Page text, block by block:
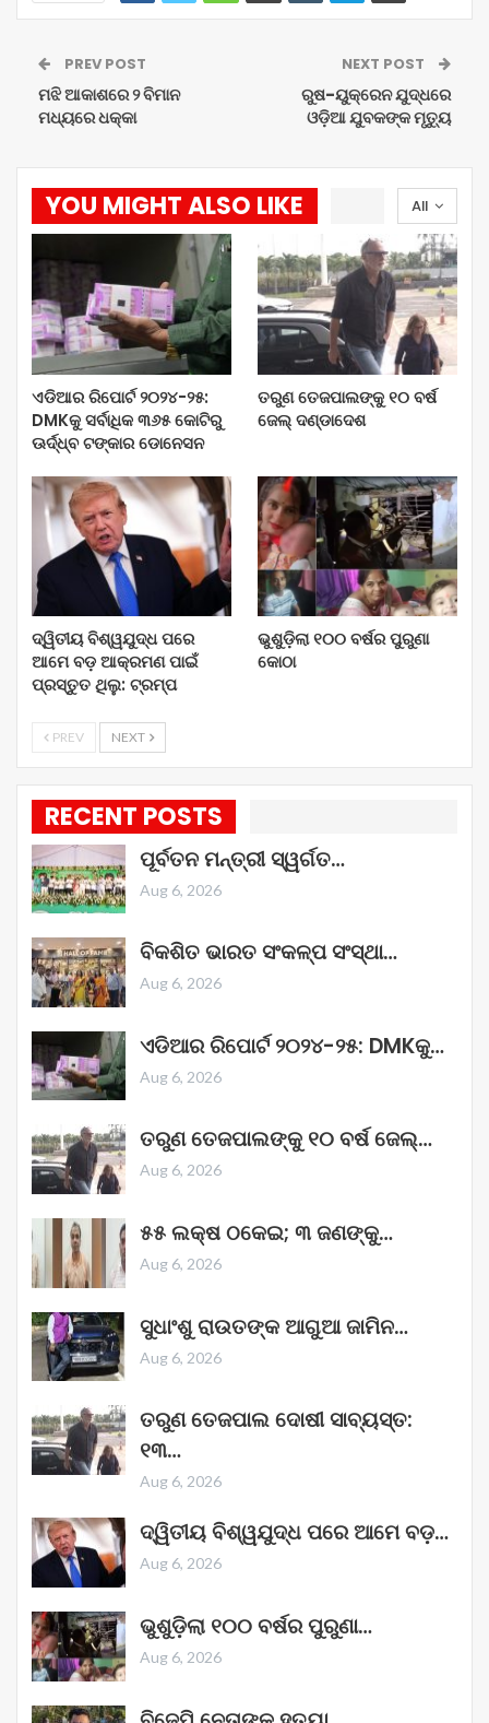
PREV POST
ମଝି ଆକାଶରେ ୨ ବିମାନ
ମଧ୍ୟରେ ଧକ୍କା
NEXT POST
ରୁଷ-ୟୁକ୍ରେନ ଯୁଦ୍ଧରେ
ଓଡ଼ିଆ ଯୁବକଙ୍କ ମୃତ୍ୟୁ
All
YOU MIGHT ALSO LIKE
ଏଡିଆର ରିପୋର୍ଟ ୨୦୨୪-୨୫:
DMKକୁ ସର୍ବାଧିକ ୩୬୫ କୋଟିରୁ
ଊର୍ଦ୍ଧ୍ବ ଟଙ୍କାର ଡୋନେସନ
ତରୁଣ ତେଜପାଲଙ୍କୁ ୧୦ ବର୍ଷ
ଜେଲ୍‌ ଦଣ୍ଡାଦେଶ
ଦ୍ୱିତୀୟ ବିଶ୍ୱଯୁଦ୍ଧ ପରେ
ଆମେ ବଡ଼ ଆକ୍ରମଣ ପାଇଁ
ପ୍ରସ୍ତୁତ ଥିଲୁ: ଟ୍ରମ୍ପ
ଭୁଶୁଡ଼ିଲା ୧୦୦ ବର୍ଷର ପୁରୁଣା
କୋଠା
PREV NEXT
RECENT POSTS
ପୂର୍ବତନ ମନ୍ତ୍ରୀ ସ୍ୱର୍ଗତ…
Aug 6, 2026
ବିକଶିତ ଭାରତ ସଂକଳ୍ପ ସଂସ୍ଥା…
Aug 6, 2026
ଏଡିଆର ରିପୋର୍ଟ ୨୦୨୪-୨୫: DMKକୁ…
Aug 6, 2026
ତରୁଣ ତେଜପାଲଙ୍କୁ ୧୦ ବର୍ଷ ଜେଲ୍‌…
Aug 6, 2026
୫୫ ଲକ୍ଷ ଠକେଇ; ୩ ଜଣଙ୍କୁ…
Aug 6, 2026
ସୁଧାଂଶୁ ରାଉତଙ୍କ ଆଗୁଆ ଜାମିନ…
Aug 6, 2026
ତରୁଣ ତେଜପାଲ ଦୋଷୀ ସାବ୍ୟସ୍ତ:
୧୩…
Aug 6, 2026
ଦ୍ୱିତୀୟ ବିଶ୍ୱଯୁଦ୍ଧ ପରେ ଆମେ ବଡ଼…
Aug 6, 2026
ଭୁଶୁଡ଼ିଲା ୧୦୦ ବର୍ଷର ପୁରୁଣା…
Aug 6, 2026